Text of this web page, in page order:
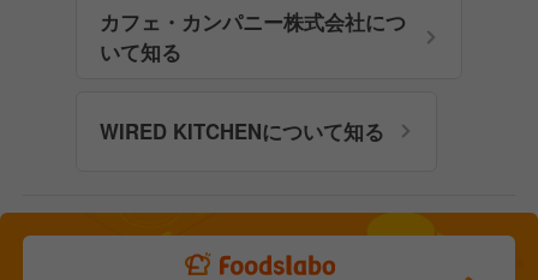
カフェ・カンパニー株式会社につ
いて知る
WIRED KITCHENについて知る